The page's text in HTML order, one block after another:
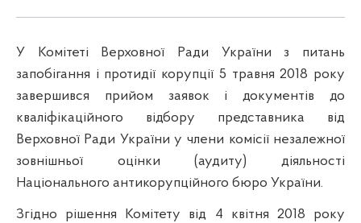
У Комітеті Верховної Ради України з питань
запобігання і протидії корупції 5 травня 2018 року
завершився прийом заявок і документів до
кваліфікаційного відбору представника від
Верховної Ради України у члени комісії незалежної
зовнішньої оцінки (аудиту) діяльності
Національного антикорупційного бюро України.
Згідно рішення Комітету від 4 квітня 2018 року